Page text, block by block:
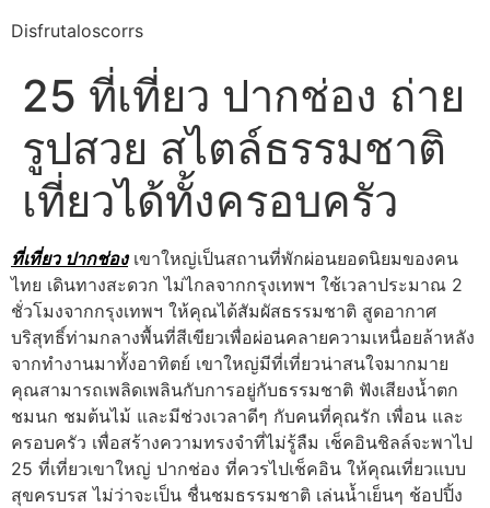
Disfrutaloscorrs
25 ที่เที่ยว ปากช่อง ถ่าย
รูปสวย สไตล์ธรรมชาติ
เที่ยวได้ทั้งครอบครัว
ที่เที่ยว ปากช่องเขาใหญ่เป็นสถานที่พักผ่อนยอดนิยมของคน
ไทย เดินทางสะดวก ไม่ไกลจากกรุงเทพฯ ใช้เวลาประมาณ 2
ชั่วโมงจากกรุงเทพฯ ให้คุณได้สัมผัสธรรมชาติ สูดอากาศ
บริสุทธิ์ท่ามกลางพื้นที่สีเขียวเพื่อผ่อนคลายความเหนื่อยล้าหลัง
จากทำงานมาทั้งอาทิตย์ เขาใหญ่มีที่เที่ยวน่าสนใจมากมาย
คุณสามารถเพลิดเพลินกับการอยู่กับธรรมชาติ ฟังเสียงน้ำตก
ชมนก ชมต้นไม้ และมีช่วงเวลาดีๆ กับคนที่คุณรัก เพื่อน และ
ครอบครัว เพื่อสร้างความทรงจำที่ไม่รู้ลืม เช็คอินชิลล์จะพาไป
25 ที่เที่ยวเขาใหญ่ ปากช่อง ที่ควรไปเช็คอิน ให้คุณเที่ยวแบบ
สุขครบรส ไม่ว่าจะเป็น ชื่นชมธรรมชาติ เล่นน้ำเย็นๆ ช้อปปิ้ง